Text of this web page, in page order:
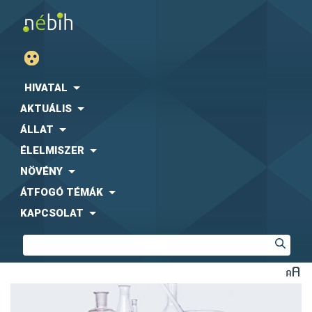
HIVATAL
AKTUÁLIS
ÁLLAT
ÉLELMISZER
NÖVÉNY
ÁTFOGÓ TÉMÁK
KAPCSOLAT